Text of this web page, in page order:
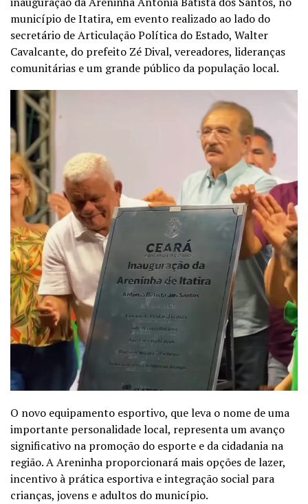
município de Itatira, em evento realizado ao lado do
secretário de Articulação Política do Estado, Walter
Cavalcante, do prefeito Zé Dival, vereadores, lideranças
comunitárias e um grande público da população local.
O novo equipamento esportivo, que leva o nome de uma
importante personalidade local, representa um avanço
significativo na promoção do esporte e da cidadania na
região. A Areninha proporcionará mais opções de lazer,
incentivo à prática esportiva e integração social para
crianças, jovens e adultos do município.